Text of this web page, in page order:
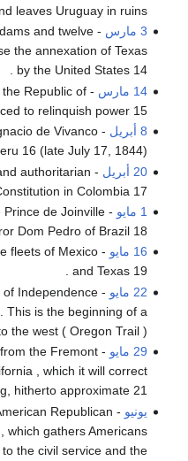
leaves Uruguay in ruins.
3 مارس
and twelve
the annexation of Texas
by the United States 14 .
14 مارس
the Republic of
to relinquish power 15 .
8 أبريل
de Vivanco
16 (late July 17, 1844).
20 أبريل
authoritarian
in Colombia 17 .
1 مايو
Prince de Joinville
Dom Pedro of Brazil 18 .
16 مايو
fleets of Mexico
and Texas 19 .
22 مايو
of Independence
This is the beginning of a
the west ( Oregon Trail ).
29 مايو
the Fremont
, which it will correct
hitherto approximate 21 .
يونيو
Republican
which gathers Americans
the civil service and the